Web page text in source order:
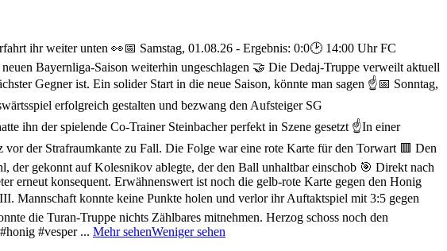
ihr weiter unten 👀📅 Samstag, 01.08.26 - Ergebnis: 0:0🕑 14:00 Uhr FC
Bayernliga-Saison weiterhin ungeschlagen 🤝 Die Dedaj-Truppe verweilt aktuell
Gegner ist. Ein solider Start in die neue Saison, könnte man sagen ☝️📅 Sonntag,
erfolgreich gestalten und bezwang den Aufsteiger SG
ihn der spielende Co-Trainer Steinbacher perfekt in Szene gesetzt ☝️In einer
der Strafraumkante zu Fall. Die Folge war eine rote Karte für den Torwart 🟥 Den
der gekonnt auf Kolesnikov ablegte, der den Ball unhaltbar einschob 🎯 Direkt nach
konsequent. Erwähnenswert ist noch die gelb-rote Karte gegen den Honig
Mannschaft konnte keine Punkte holen und verlor ihr Auftaktspiel mit 3:5 gegen
die Turan-Truppe nichts Zählbares mitnehmen. Herzog schoss noch den
#vesper ... Mehr sehenWeniger sehen